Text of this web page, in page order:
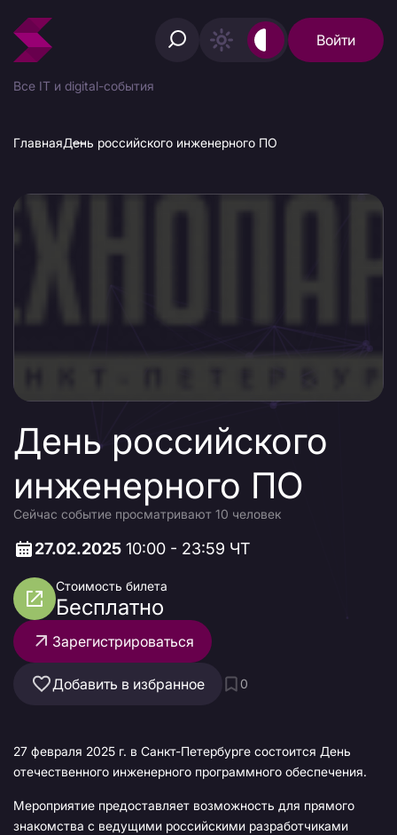
Войти
Все IT и digital-события
ГлавнаяДень российского инженерного ПО
День российского
инженерного ПО
Сейчас событие просматривают 10 человек
27.02.2025 10:00 - 23:59 ЧТ
Стоимость билета
Бесплатно
Зарегистрироваться
Добавить в избранное 0
27 февраля 2025 г. в Санкт-Петербурге состоится День
отечественного инженерного программного обеспечения.
Мероприятие предоставляет возможность для прямого
знакомства с ведущими российскими разработчиками